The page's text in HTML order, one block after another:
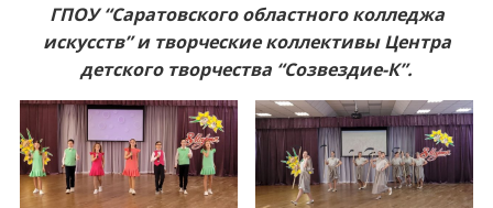
ГПОУ “Саратовского областного колледжа
искусств” и творческие коллективы Центра
детского творчества “Созвездие-К”.